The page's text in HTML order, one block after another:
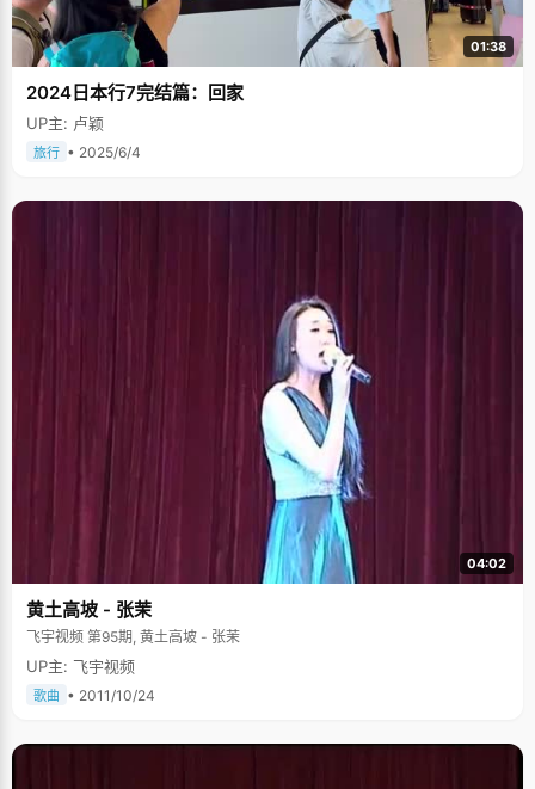
01:38
2024日本行7完结篇：回家
UP主: 卢颖
旅行 • 2025/6/4
04:02
黄土高坡 - 张茉
飞宇视频 第95期, 黄土高坡 - 张茉
UP主: 飞宇视频
歌曲 • 2011/10/24